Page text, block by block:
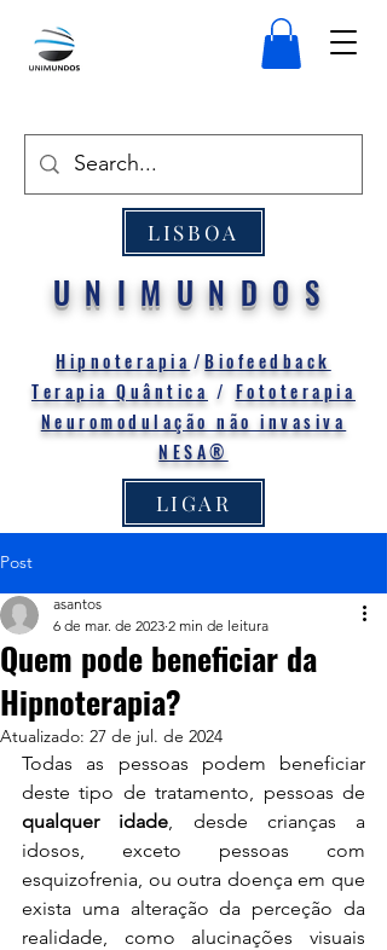
LISBOA
UNIMUNDOS
Hipnoterapia /Biofeedback
Terapia Quântica / Fototerapia
Neuromodulação não invasiva
NESA®
LIGAR
Post
Quem pode beneficiar da
Hipnoterapia?
asantos
6 de mar. de 2023 2 min de leitura
Atualizado: 27 de jul. de 2024
Todas as pessoas podem beneficiar
qualquer idade, desde crianças a
idosos, exceto pessoas com
esquizofrenia, ou outra doença em que
exista uma alteração da perceção da
realidade, como alucinações visuais